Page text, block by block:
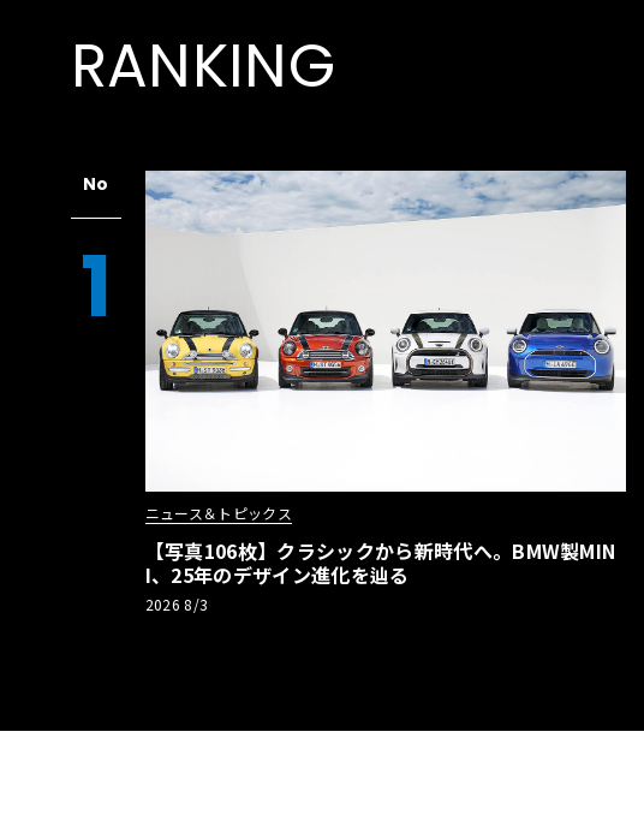
RANKING
No
1
ニュース＆トピックス
【写真106枚】クラシックから新時代へ。BMW製MIN
I、25年のデザイン進化を辿る
2026 8/3